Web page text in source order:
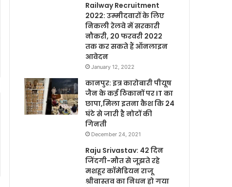
Railway Recruitment
2022: उम्मीदवारों के लिए
निकली रेलवे में सरकारी
नौकरी, 20 फरवरी 2022
तक कर सकते हैं ऑनलाइन
आवेदन
January 12, 2022
कानपुर: इत्र कारोबारी पीयूष
जैन के कई ठिकानों पर IT का
छापा,मिला इतना कैश कि 24
घंटे से जारी है नोटों की
गिनती
December 24, 2021
Raju Srivastav: 42 दिन
जिंदगी-मौत से जूझते रहे
मशहूर कॉमेडियन राजू
श्रीवास्तव का निधन हो गया